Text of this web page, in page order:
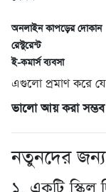
অনলাইন কাপড়ের দোকান
রেস্টুরেন্ট
ই-কমার্স ব্যবসা
এগুলো প্রমাণ করে যে
ভালো আয় করা
নতুনদের